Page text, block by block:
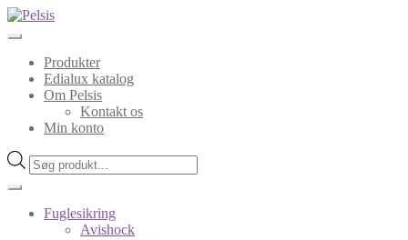
Spring
Spring
Produkter
Edialux katalog
Om Pelsis
Kontakt os
Min konto
Products
search
Fuglesikring
Avishock